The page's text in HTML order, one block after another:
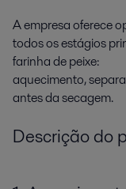
A empresa oferece
todos os estágios
farinha de peixe:
aquecimento,
antes da secagem.
Descrição do